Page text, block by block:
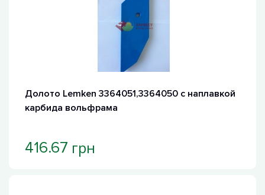
Долото Lemken 3364051,3364050 с наплавкой
карбида вольфрама
416.67 грн